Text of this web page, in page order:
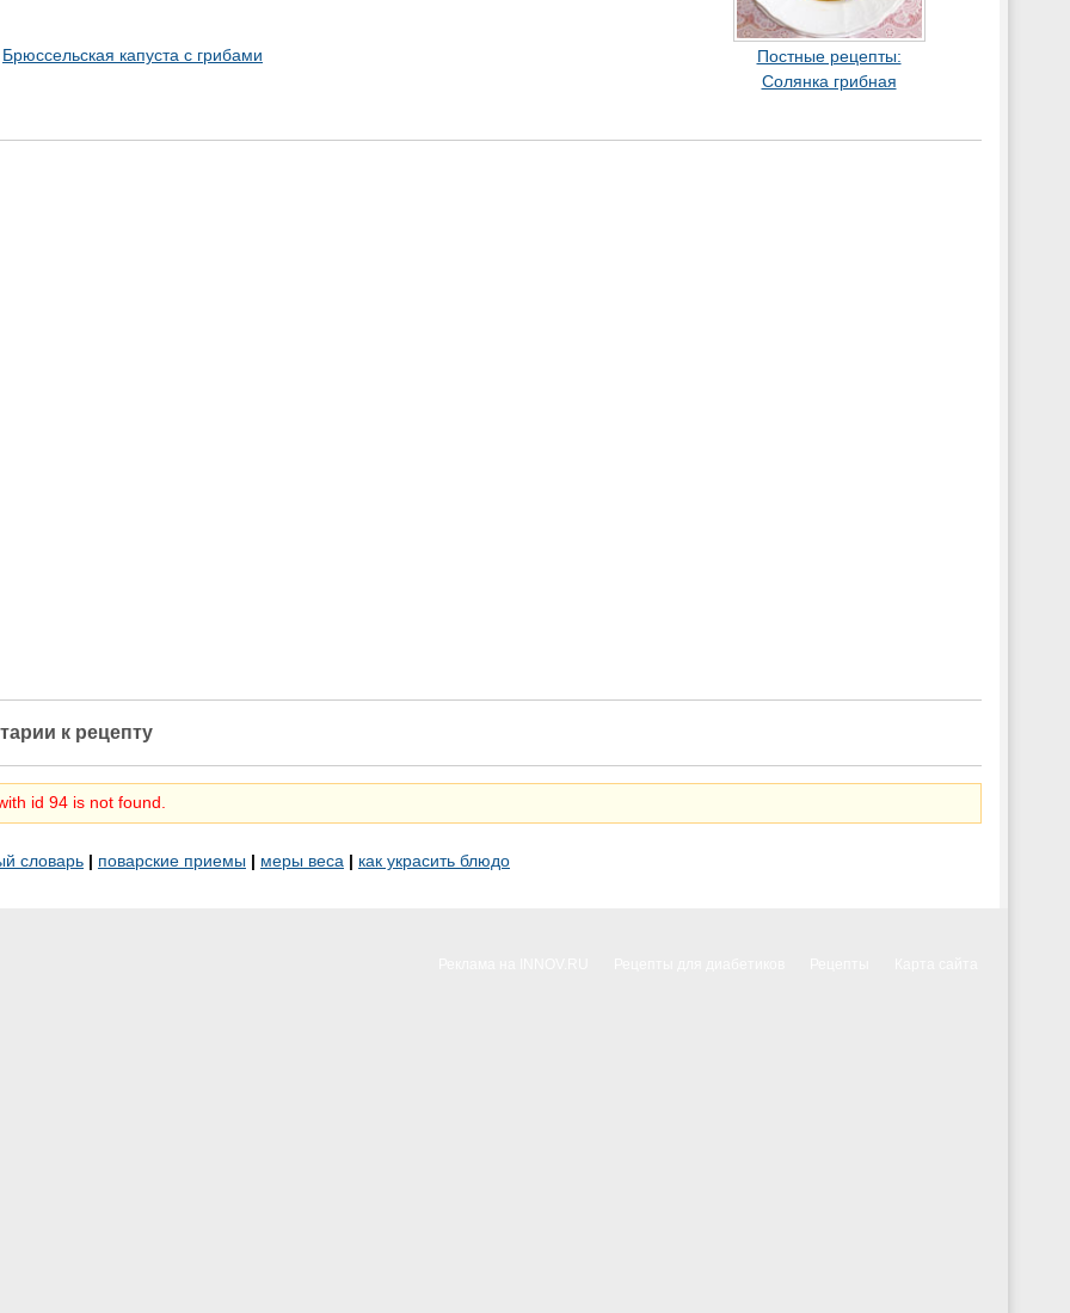
Брюссельская капуста с грибами
Постные рецепты:
Солянка грибная
к рецепту
id 94 is not found.
словарь | поварские приемы | меры веса | как украсить блюдо